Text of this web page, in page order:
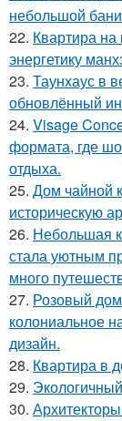
небольшой
22. Квартира
энергетику
23. Таунхаус в
обновлённый
24. Visage
формата, где
отдыха.
25. Дом чайной
историческую
26. Небольшая
стала уютным
много
27. Розовый
колониальное
дизайн.
28. Квартира в
29.
30.